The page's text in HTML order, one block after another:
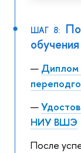
ШАГ 8:
обучения
Диплом
НИУ ВШЭ
После